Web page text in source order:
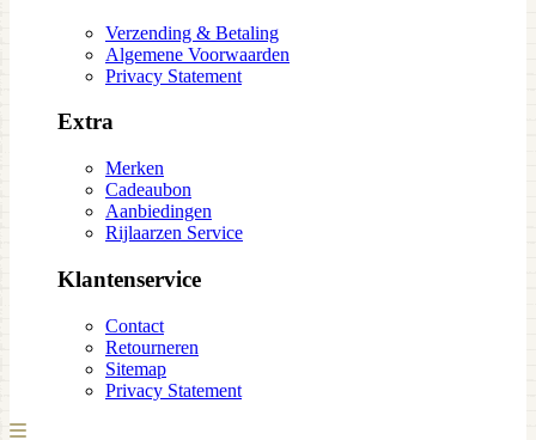
Verzending & Betaling
Algemene Voorwaarden
Privacy Statement
Extra
Merken
Cadeaubon
Aanbiedingen
Rijlaarzen Service
Klantenservice
Contact
Retourneren
Sitemap
Privacy Statement